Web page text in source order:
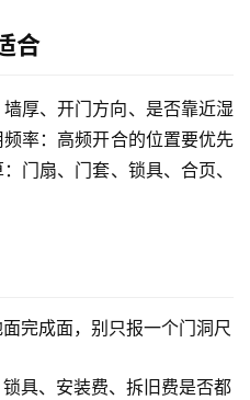
合
厚、开门方向、是否靠近湿
率：高频开合的位置要优先
门扇、门套、锁具、合页、
完成面，别只报一个门洞尺
具、安装费、拆旧费是否都